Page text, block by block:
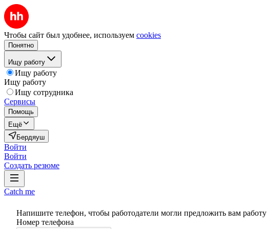
Чтобы сайт был удобнее, используем cookies
Понятно
Ищу работу
Ищу работу
Ищу работу
Ищу сотрудника
Сервисы
Помощь
Ещё
Бердяуш
Войти
Войти
Создать резюме
Catch me
Напишите телефон, чтобы работодатели могли предложить вам работу
Номер телефона